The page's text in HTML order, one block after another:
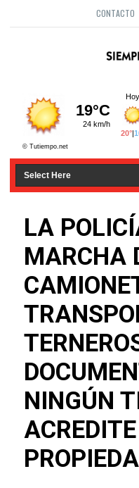
CONTACTO
LA
MARCHA
NINGÚN